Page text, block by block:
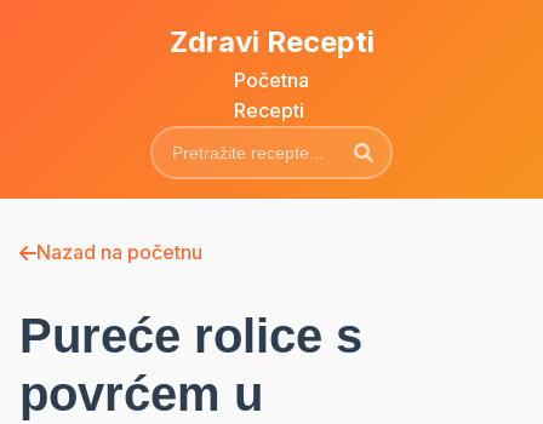
Zdravi Recepti
Početna
Recepti
Nazad na početnu
Pureće rolice s
povrćem u